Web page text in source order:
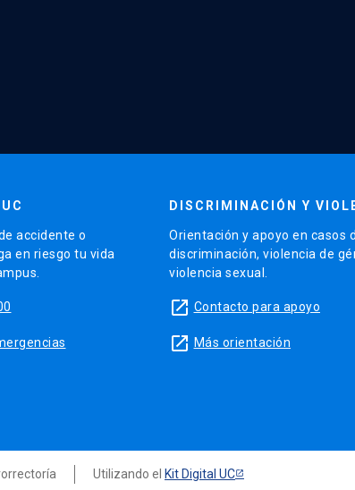
accidente o
en riesgo tu vida
DISCRIMINACIÓN Y
Orientación y apoyo en casos
discriminación, violencia de
violencia sexual.
launch Contacto para apoyo
launch Más orientación
Utilizando el Kit Digital UC